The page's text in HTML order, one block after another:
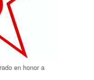
en honor a